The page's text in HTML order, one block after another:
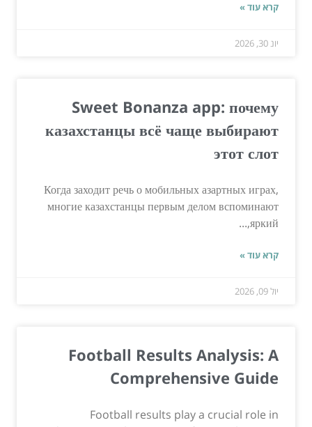
קרא עוד »
יונ 30, 2026
Sweet Bonanza app: почему
казахстанцы всё чаще выбирают
этот слот
Когда заходит речь о мобильных азартных играх,
многие казахстанцы первым делом вспоминают
яркий,...
קרא עוד »
יול 09, 2026
Football Results Analysis: A
Comprehensive Guide
Football results play a crucial role in